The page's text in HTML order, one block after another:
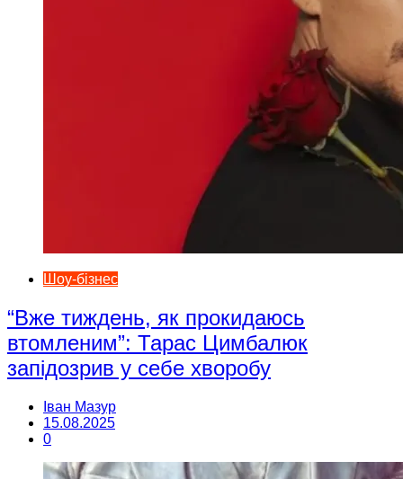
Шоу-бізнес
“Вже тиждень, як прокидаюсь
втомленим”: Тарас Цимбалюк
запідозрив у себе хворобу
Іван Мазур
15.08.2025
0